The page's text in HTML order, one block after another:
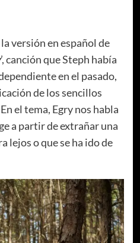
la versión en español de
’, canción que Steph había
en el pasado,
de los sencillos
En el tema, Egry nos habla
a partir de extrañar una
lejos o que se ha ido de